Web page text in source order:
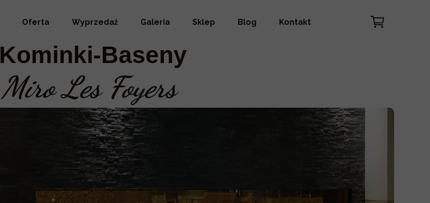
Oferta Wyprzedaż Galeria Sklep Blog Kontakt
Kominki-Baseny
Miro Les Foyers